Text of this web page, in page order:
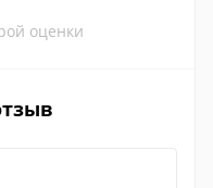
оценки